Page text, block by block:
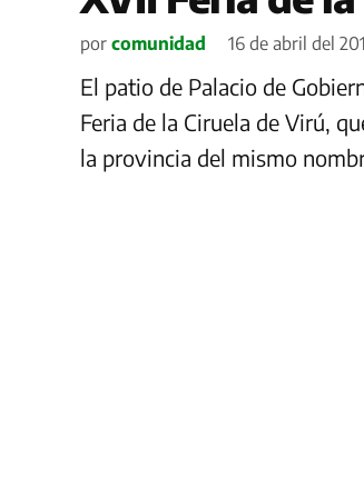
por comunidad 16 de abril del
El patio de Palacio de
Feria de la Ciruela de Virú,
la provincia del mismo